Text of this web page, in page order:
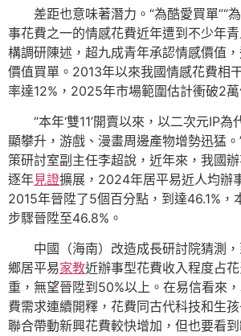
差距也意味著潛力。“為酷愛買單”“
事花費之一的情感花費近年遭到不少年
構調研陳述，超九成青年承認情感價值
價值買單。2013年以來我國情感花費相
率達12%，2025年市場範圍估計衝破2萬
“本年‘雙11’開賣以來，以二次元IP
顯攀升，游戲、漫畫周邊產物增勢迅猛
策研討室副主任李超說，近年來，我國
逐年見證擴展，2024年居平易近人均辦
2015年晉陞了5個百分點，到達46.1%，
步驟晉陞至46.8%。
中國（海南）改造成長研討院猜測
鄉居平易家教近辦事型花費收入程度占
重，無望晉陞到50%以上。在易信看來
費需求連續開釋，花費同古代科技和生
聯合帶動新興花費較快增加，但也要看